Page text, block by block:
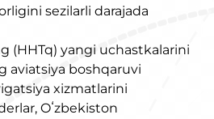
sezilarli darajada
(HHTq) yangi uchastkalarini
aviatsiya boshqaruvi
xizmatlarini
Oʻzbekiston